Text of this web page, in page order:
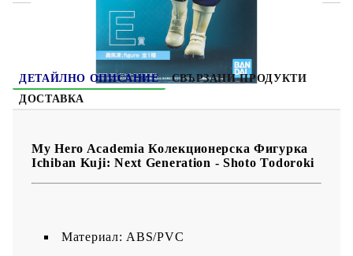
ДЕТАЙЛНО ОПИСАНИЕ
СВЪРЗАНИ ПРОДУКТИ
ДОСТАВКА
My Hero Academia Колекционерска Фигурка
Ichiban Kuji: Next Generation - Shoto Todoroki
Материал: ABS/PVC